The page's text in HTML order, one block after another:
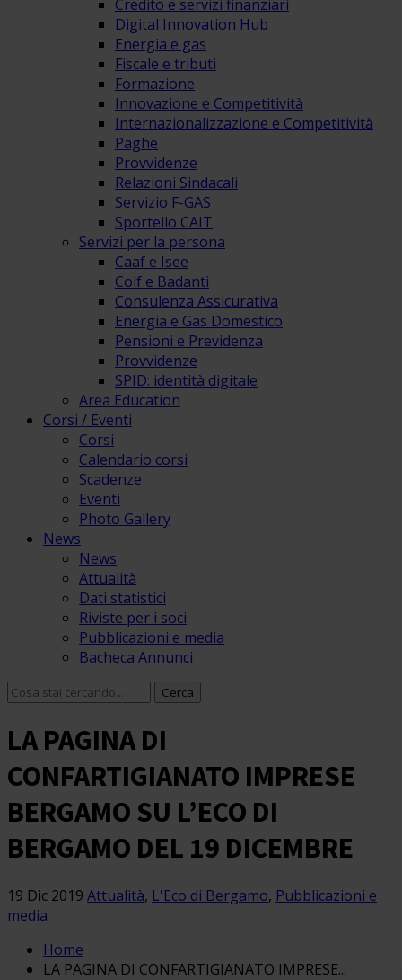
Credito e servizi finanziari
Digital Innovation Hub
Energia e gas
Fiscale e tributi
Formazione
Innovazione e Competitività
Internazionalizzazione e Competitività
Paghe
Provvidenze
Relazioni Sindacali
Servizio F-GAS
Sportello CAIT
Servizi per la persona
Caaf e Isee
Colf e Badanti
Consulenza Assicurativa
Energia e Gas Domestico
Pensioni e Previdenza
Provvidenze
SPID: identità digitale
Area Education
Corsi / Eventi
Corsi
Calendario corsi
Scadenze
Eventi
Photo Gallery
News
News
Attualità
Dati statistici
Riviste per i soci
Pubblicazioni e media
Bacheca Annunci
LA PAGINA DI
CONFARTIGIANATO IMPRESE
BERGAMO SU L’ECO DI
BERGAMO DEL 19 DICEMBRE
19 Dic 2019 Attualità, L'Eco di Bergamo, Pubblicazioni e
media
Home
LA PAGINA DI CONFARTIGIANATO IMPRESE...